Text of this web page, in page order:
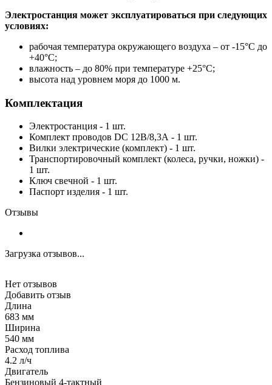
Электростанция может эксплуатироваться при следующих
условиях:
рабочая температура окружающего воздуха – от -15°С до
+40°С;
влажность – до 80% при температуре +25°С;
высота над уровнем моря до 1000 м.
Комплектация
Электростанция - 1 шт.
Комплект проводов DC 12В/8,3А - 1 шт.
Вилки электрические (комплект) - 1 шт.
Транспортировочный комплект (колеса, ручки, ножки) -
1 шт.
Ключ свечной - 1 шт.
Паспорт изделия - 1 шт.
Отзывы
Загрузка отзывов...
Нет отзывов
Добавить отзыв
Длина
683 мм
Ширина
540 мм
Расход топлива
4.2 л/ч
Двигатель
Бензиновый 4-тактный